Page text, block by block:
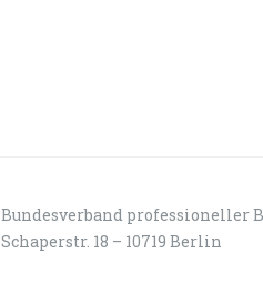
Bundesverband professioneller
Schaperstr. 18 – 10719 Berlin